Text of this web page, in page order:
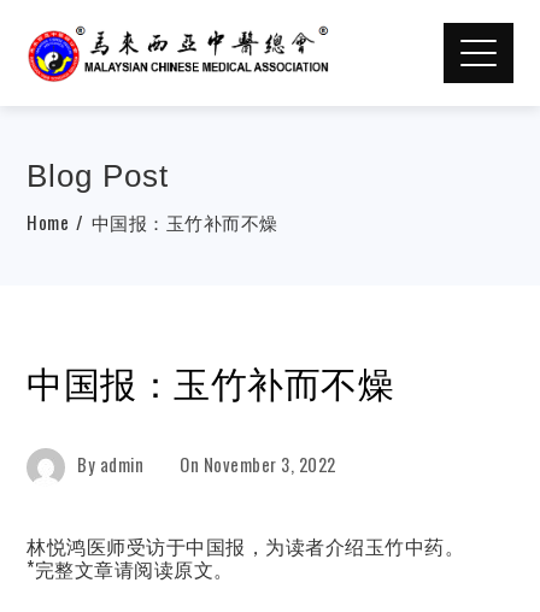
Blog Post
Home 中国报：玉竹补而不燥
中国报：玉竹补而不燥
By admin On November 3, 2022
林悦鸿医师受访于中国报，为读者介绍玉竹中药。
*完整文章请阅读原文。